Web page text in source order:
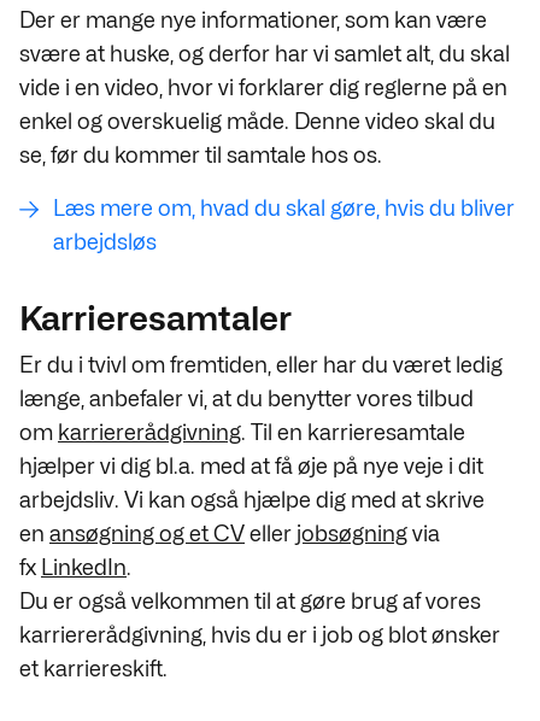
Der er mange nye informationer, som kan være
svære at huske, og derfor har vi samlet alt, du skal
vide i en video, hvor vi forklarer dig reglerne på en
enkel og overskuelig måde. Denne video skal du
se, før du kommer til samtale hos os.
Læs mere om, hvad du skal gøre, hvis du bliver
arbejdsløs
Karrieresamtaler
Er du i tvivl om fremtiden, eller har du været ledig
længe, anbefaler vi, at du benytter vores tilbud
om karriererådgivning. Til en karrieresamtale
hjælper vi dig bl.a. med at få øje på nye veje i dit
arbejdsliv. Vi kan også hjælpe dig med at skrive
en ansøgning og et CVeller jobsøgningvia
fx LinkedIn.
Du er også velkommen til at gøre brug af vores
karriererådgivning, hvis du er i job og blot ønsker
et karriereskift.